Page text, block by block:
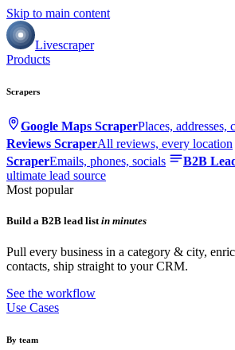
Skip to main content
Livescraper
Products
Scrapers
Google Maps ScraperPlaces, addresses,
Reviews ScraperAll reviews, every location
ScraperEmails, phones, socials B2B
ultimate lead source
Most popular
Build a B2B lead listin minutes
Pull every business in a category & city,
contacts, ship straight to your CRM.
See the workflow
Use Cases
By team